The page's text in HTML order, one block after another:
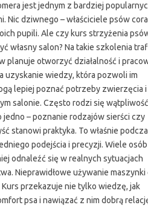
jest jednym z bardziej
Nic dziwnego – właściciele psów
pupili. Ale czy kurs strzyżenia
własny salon? Na takie szkolenia
planuje otworzyć działalność i
uzyskanie wiedzy, która pozwoli im
lepiej poznać potrzeby zwierzęcia i
salonie. Często rodzi się
– poznanie rodzajów sierści czy
stanowi praktyka. To właśnie
podejścia i precyzji. Wiele osób
odnaleźć się w realnych sytuacjach
Nieprawidłowe używanie maszynki
przekazuje nie tylko wiedzę, jak
psa i nawiązać z nim dobrą